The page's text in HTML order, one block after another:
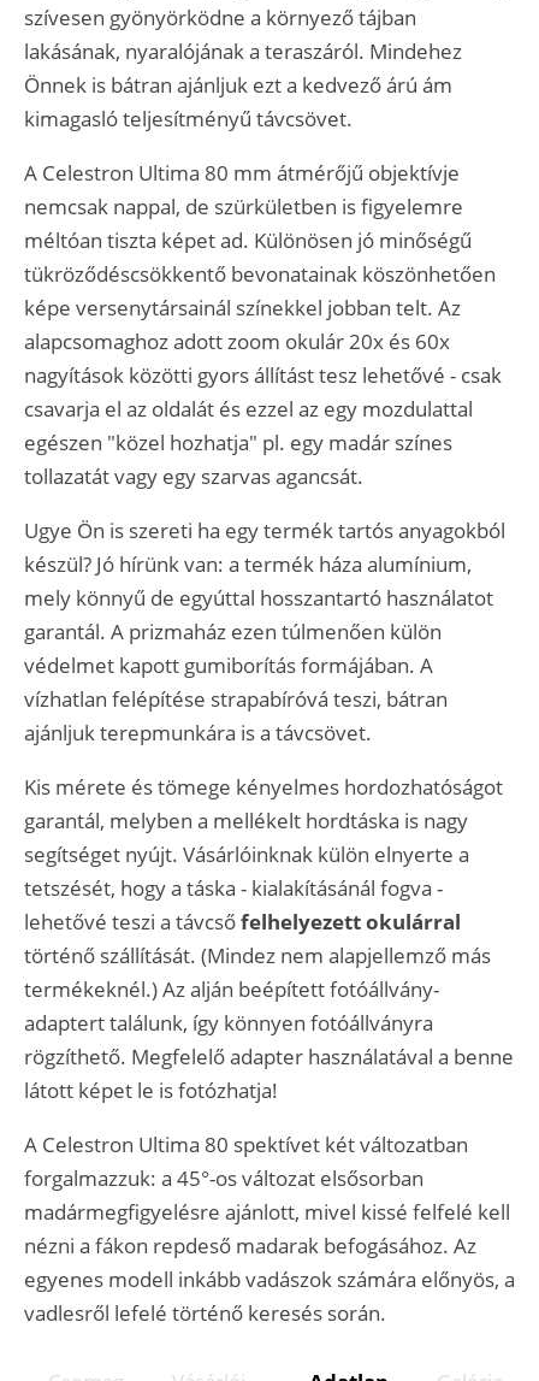
szívesen gyönyörködne a környező tájban
lakásának, nyaralójának a teraszáról. Mindehez
Önnek is bátran ajánljuk ezt a kedvező árú ám
kimagasló teljesítményű távcsövet.
A Celestron Ultima 80 mm átmérőjű objektívje
nemcsak nappal, de szürkületben is figyelemre
méltóan tiszta képet ad. Különösen jó minőségű
tükröződéscsökkentő bevonatainak köszönhetően
képe versenytársainál színekkel jobban telt. Az
alapcsomaghoz adott zoom okulár 20x és 60x
nagyítások közötti gyors állítást tesz lehetővé - csak
csavarja el az oldalát és ezzel az egy mozdulattal
egészen "közel hozhatja" pl. egy madár színes
tollazatát vagy egy szarvas agancsát.
Ugye Ön is szereti ha egy termék tartós anyagokból
készül? Jó hírünk van: a termék háza alumínium,
mely könnyű de egyúttal hosszantartó használatot
garantál. A prizmaház ezen túlmenően külön
védelmet kapott gumiborítás formájában. A
vízhatlan felépítése strapabíróvá teszi, bátran
ajánljuk terepmunkára is a távcsövet.
Kis mérete és tömege kényelmes hordozhatóságot
garantál, melyben a mellékelt hordtáska is nagy
segítséget nyújt. Vásárlóinknak külön elnyerte a
tetszését, hogy a táska - kialakításánál fogva -
lehetővé teszi a távcsőfelhelyezett okulárral
történő szállítását. (Mindez nem alapjellemző más
termékeknél.) Az alján beépített fotóállvány-
adaptert találunk, így könnyen fotóállványra
rögzíthető. Megfelelő adapter használatával a benne
látott képet le is fotózhatja!
A Celestron Ultima 80 spektívet két változatban
forgalmazzuk: a 45°-os változat elsősorban
madármegfigyelésre ajánlott, mivel kissé felfelé kell
nézni a fákon repdeső madarak befogásához. Az
egyenes modell inkább vadászok számára előnyös, a
vadlesről lefelé történő keresés során.